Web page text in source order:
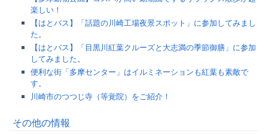
楽しい！
【はとバス】「話題の川崎工場夜景スポット」に参加してみまし
た。
【はとバス】「目黒川紅葉クルーズと大志満の季節御膳」に参加
してみました。
便利な街「多摩センター」はイルミネーションも紅葉も素敵で
す。
川崎市のつつじ寺（等覚院）をご紹介！
その他の情報